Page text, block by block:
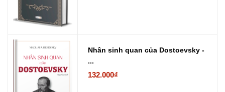
Nhân sinh quan của Dostoevsky -
...
132.000₫